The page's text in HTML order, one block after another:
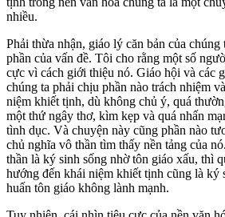
nhiều.
Phải thừa nhận, giáo lý căn bản của
phần của vấn đề. Tôi cho rằng một số
cực vì cách giới thiệu nó. Giáo hội và các
chúng ta phải chịu phần nào trách nhiệm
niệm khiết tịnh, dù không chủ ý, quá
một thứ ngây thơ, kìm kẹp và quá nhấn
tình dục. Và chuyện này cũng phần nào
chủ nghĩa vô thần tìm thấy nền tảng của
thần là ký sinh sống nhờ tôn giáo xấu, thì
hướng đến khái niệm khiết tịnh cũng là ký
huấn tôn giáo không lành mạnh.